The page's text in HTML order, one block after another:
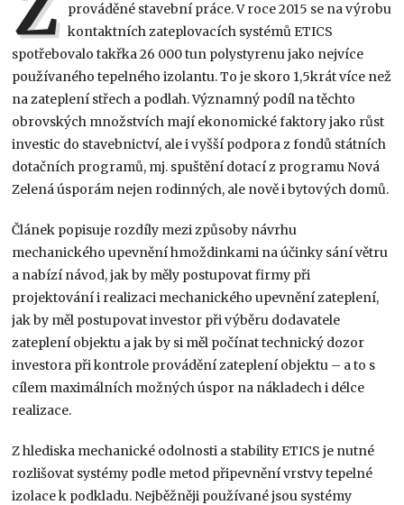
prováděné stavební práce. V roce 2015 se na výrobu
kontaktních zateplovacích systémů ETICS
spotřebovalo takřka 26 000 tun polystyrenu jako nejvíce
používaného tepelného izolantu. To je skoro 1,5krát více než
na zateplení střech a podlah. Významný podíl na těchto
obrovských množstvích mají ekonomické faktory jako růst
investic do stavebnictví, ale i vyšší podpora z fondů státních
dotačních programů, mj. spuštění dotací z programu Nová
Zelená úsporám nejen rodinných, ale nově i bytových domů.
Článek popisuje rozdíly mezi způsoby návrhu
mechanického upevnění hmoždinkami na účinky sání větru
a nabízí návod, jak by měly postupovat firmy při
projektování i realizaci mechanického upevnění zateplení,
jak by měl postupovat investor při výběru dodavatele
zateplení objektu a jak by si měl počínat technický dozor
investora při kontrole provádění zateplení objektu – a to s
cílem maximálních možných úspor na nákladech i délce
realizace.
Z hlediska mechanické odolnosti a stability ETICS je nutné
rozlišovat systémy podle metod připevnění vrstvy tepelné
izolace k podkladu. Nejběžněji používané jsou systémy